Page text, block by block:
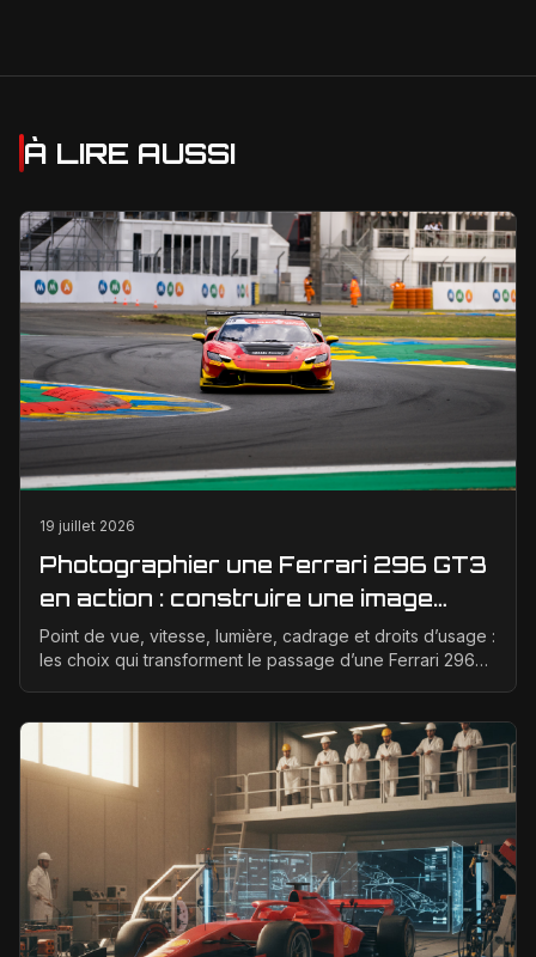
À LIRE AUSSI
19 juillet 2026
Photographier une Ferrari 296 GT3
en action : construire une image
éditoriale qui raconte la course
Point de vue, vitesse, lumière, cadrage et droits d’usage :
les choix qui transforment le passage d’une Ferrari 296